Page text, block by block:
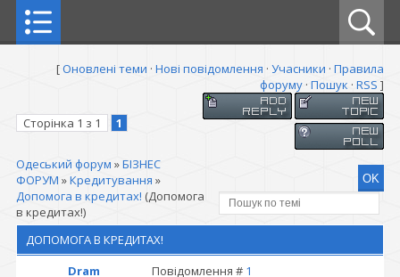
[Оновлені теми · Нові повідомлення · Учасники · Правила
форуму · Пошук · RSS ]
Сторінка 1 з 1 1
Одеський форум »БІЗНЕС
ФОРУМ »Кредитування »
Допомога в кредитах! (Допомога
в кредитах!)
ДОПОМОГА В КРЕДИТАХ!
Dram
Повідомлення # 1